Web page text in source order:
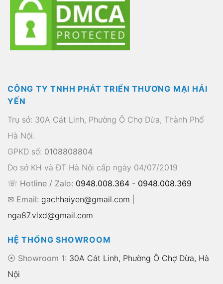
CÔNG TY TNHH PHÁT TRIỂN THƯƠNG MẠI HẢI
YẾN
Trụ sở: 30A Cát Linh, Phường Ô Chợ Dừa, Thành Phố
Hà Nội.
GPKD số: 0108808804
Do sở KH và ĐT Hà Nội cấp ngày 04/07/2019
☏ Hotline / Zalo: 0948.008.364 - 0948.008.369
✉ Email: gachhaiyen@gmail.com
nga87.vlxd@gmail.com
HỆ THỐNG SHOWROOM
⦿ Showroom 1: 30A Cát Linh, Phường Ô Chợ Dừa, Hà
Nội